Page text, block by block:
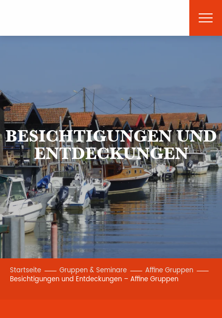
BESICHTIGUNGEN UND
ENTDECKUNGEN
Startseite Gruppen & Seminare
Affine Gruppen
Besichtigungen und Entdeckungen – Affine Gruppen